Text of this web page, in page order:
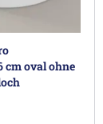
cm oval ohne